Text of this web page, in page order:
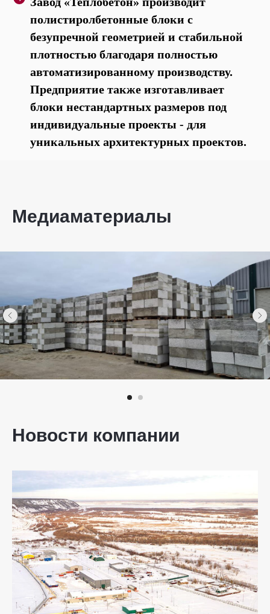
полистиролбетонные блоки с
безупречной геометрией и стабильной
плотностью благодаря полностью
автоматизированному производству.
Предприятие также изготавливает
блоки нестандартных размеров под
индивидуальные проекты - для
уникальных архитектурных проектов.
Медиаматериалы
Новости компании